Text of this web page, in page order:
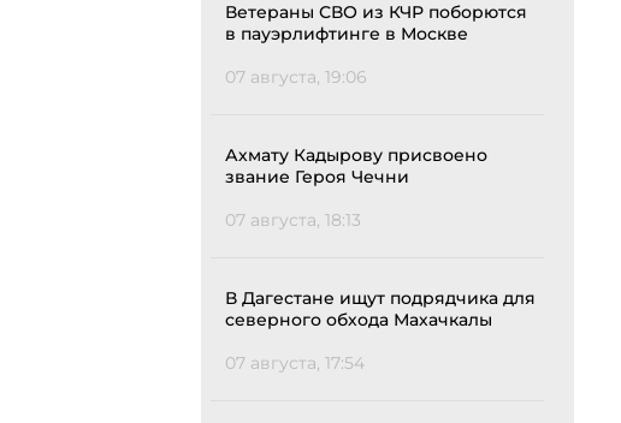
Ветераны СВО из КЧР поборются
в пауэрлифтинге в Москве
07 августа, 19:06
Ахмату Кадырову присвоено
звание Героя Чечни
07 августа, 18:13
В Дагестане ищут подрядчика для
северного обхода Махачкалы
07 августа, 17:54